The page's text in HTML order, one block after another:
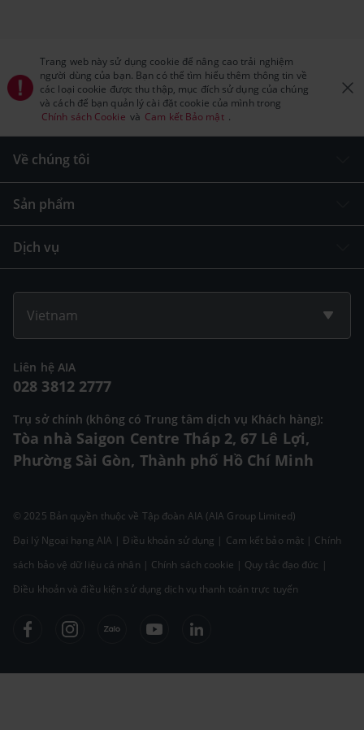
Trang web này sử dụng cookie để nâng cao trải nghiệm
người dùng của bạn. Bạn có thể tìm hiểu thêm thông tin về
các loại cookie được thu thập, mục đích sử dụng của chúng
và cách để bạn quản lý cài đặt cookie của mình trong
Chính sách Cookie và Cam kết Bảo mật .
Về chúng tôi
Sản phẩm
Dịch vụ
Vietnam
Liên hệ AIA
028 3812 2777
Trụ sở chính (không có Trung tâm dịch vụ Khách hàng):
Tòa nhà Saigon Centre Tháp 2, 67 Lê Lợi,
Phường Sài Gòn, Thành phố Hồ Chí Minh
© 2025 Bản quyền thuộc về Tập đoàn AIA (AIA Group Limited)
Đại lý Ngoại hạng AIA |Điều khoản sử dụng | Cam kết bảo mật | Chính
sách bảo vệ dữ liệu cá nhân | Chính sách cookie | Quy tắc đạo đức |
Điều khoản và điều kiện sử dụng dịch vụ thanh toán trực tuyến